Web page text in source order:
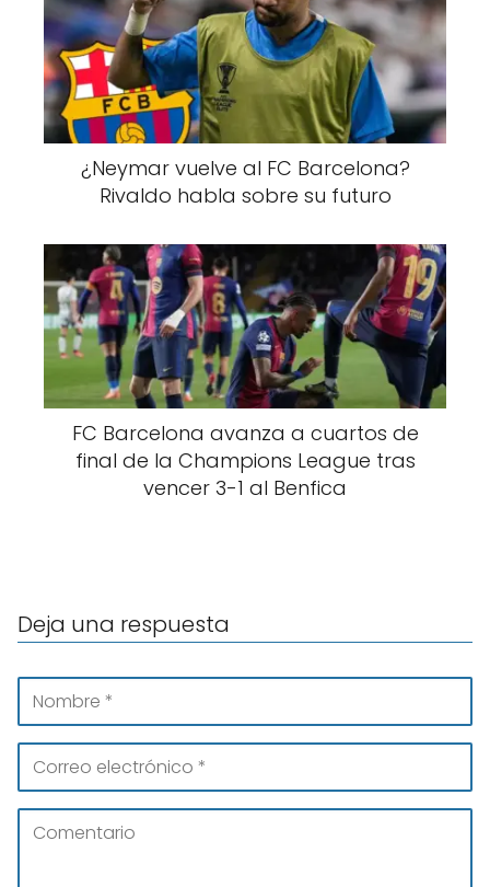
¿Neymar vuelve al FC Barcelona?
Rivaldo habla sobre su futuro
FC Barcelona avanza a cuartos de
final de la Champions League tras
vencer 3-1 al Benfica
Deja una respuesta